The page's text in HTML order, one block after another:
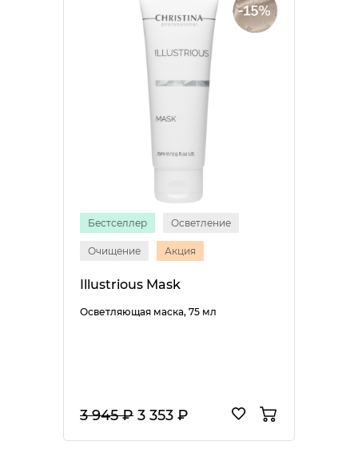
Бестселлер Осветление
Очищение Акция
Illustrious Mask
Осветляющая маска, 75 мл
3 945 ₽ 3 353 ₽